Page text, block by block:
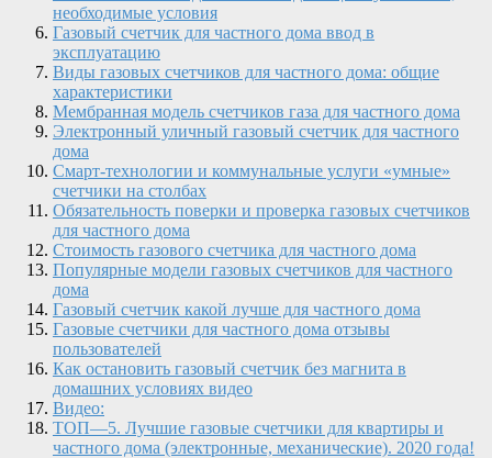
необходимые условия
Газовый счетчик для частного дома ввод в
эксплуатацию
Виды газовых счетчиков для частного дома: общие
характеристики
Мембранная модель счетчиков газа для частного дома
Электронный уличный газовый счетчик для частного
дома
Смарт-технологии и коммунальные услуги «умные»
счетчики на столбах
Обязательность поверки и проверка газовых счетчиков
для частного дома
Стоимость газового счетчика для частного дома
Популярные модели газовых счетчиков для частного
дома
Газовый счетчик какой лучше для частного дома
Газовые счетчики для частного дома отзывы
пользователей
Как остановить газовый счетчик без магнита в
домашних условиях видео
Видео:
ТОП—5. Лучшие газовые счетчики для квартиры и
частного дома (электронные, механические). 2020 года!